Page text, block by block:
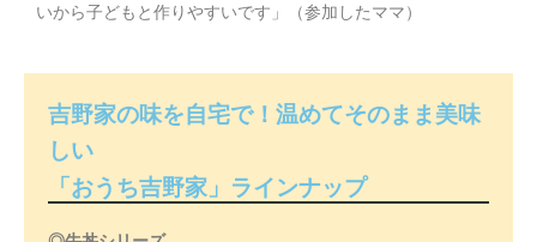
いから子どもと作りやすいです」（参加したママ）
吉野家の味を自宅で！温めてそのまま美味
しい
「おうち吉野家」ラインナップ